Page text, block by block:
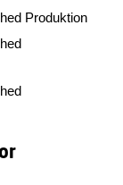
Produktion